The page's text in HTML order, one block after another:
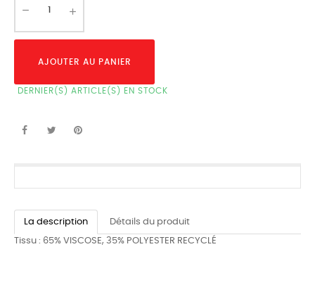
AJOUTER AU PANIER
DERNIER(S) ARTICLE(S) EN STOCK
La description Détails du produit
Tissu : 65% VISCOSE, 35% POLYESTER RECYCLÉ